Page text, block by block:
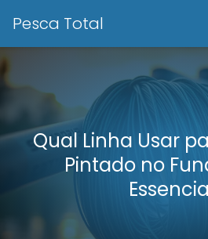
Pesca Total
Qual Linha Usar
Pintado no